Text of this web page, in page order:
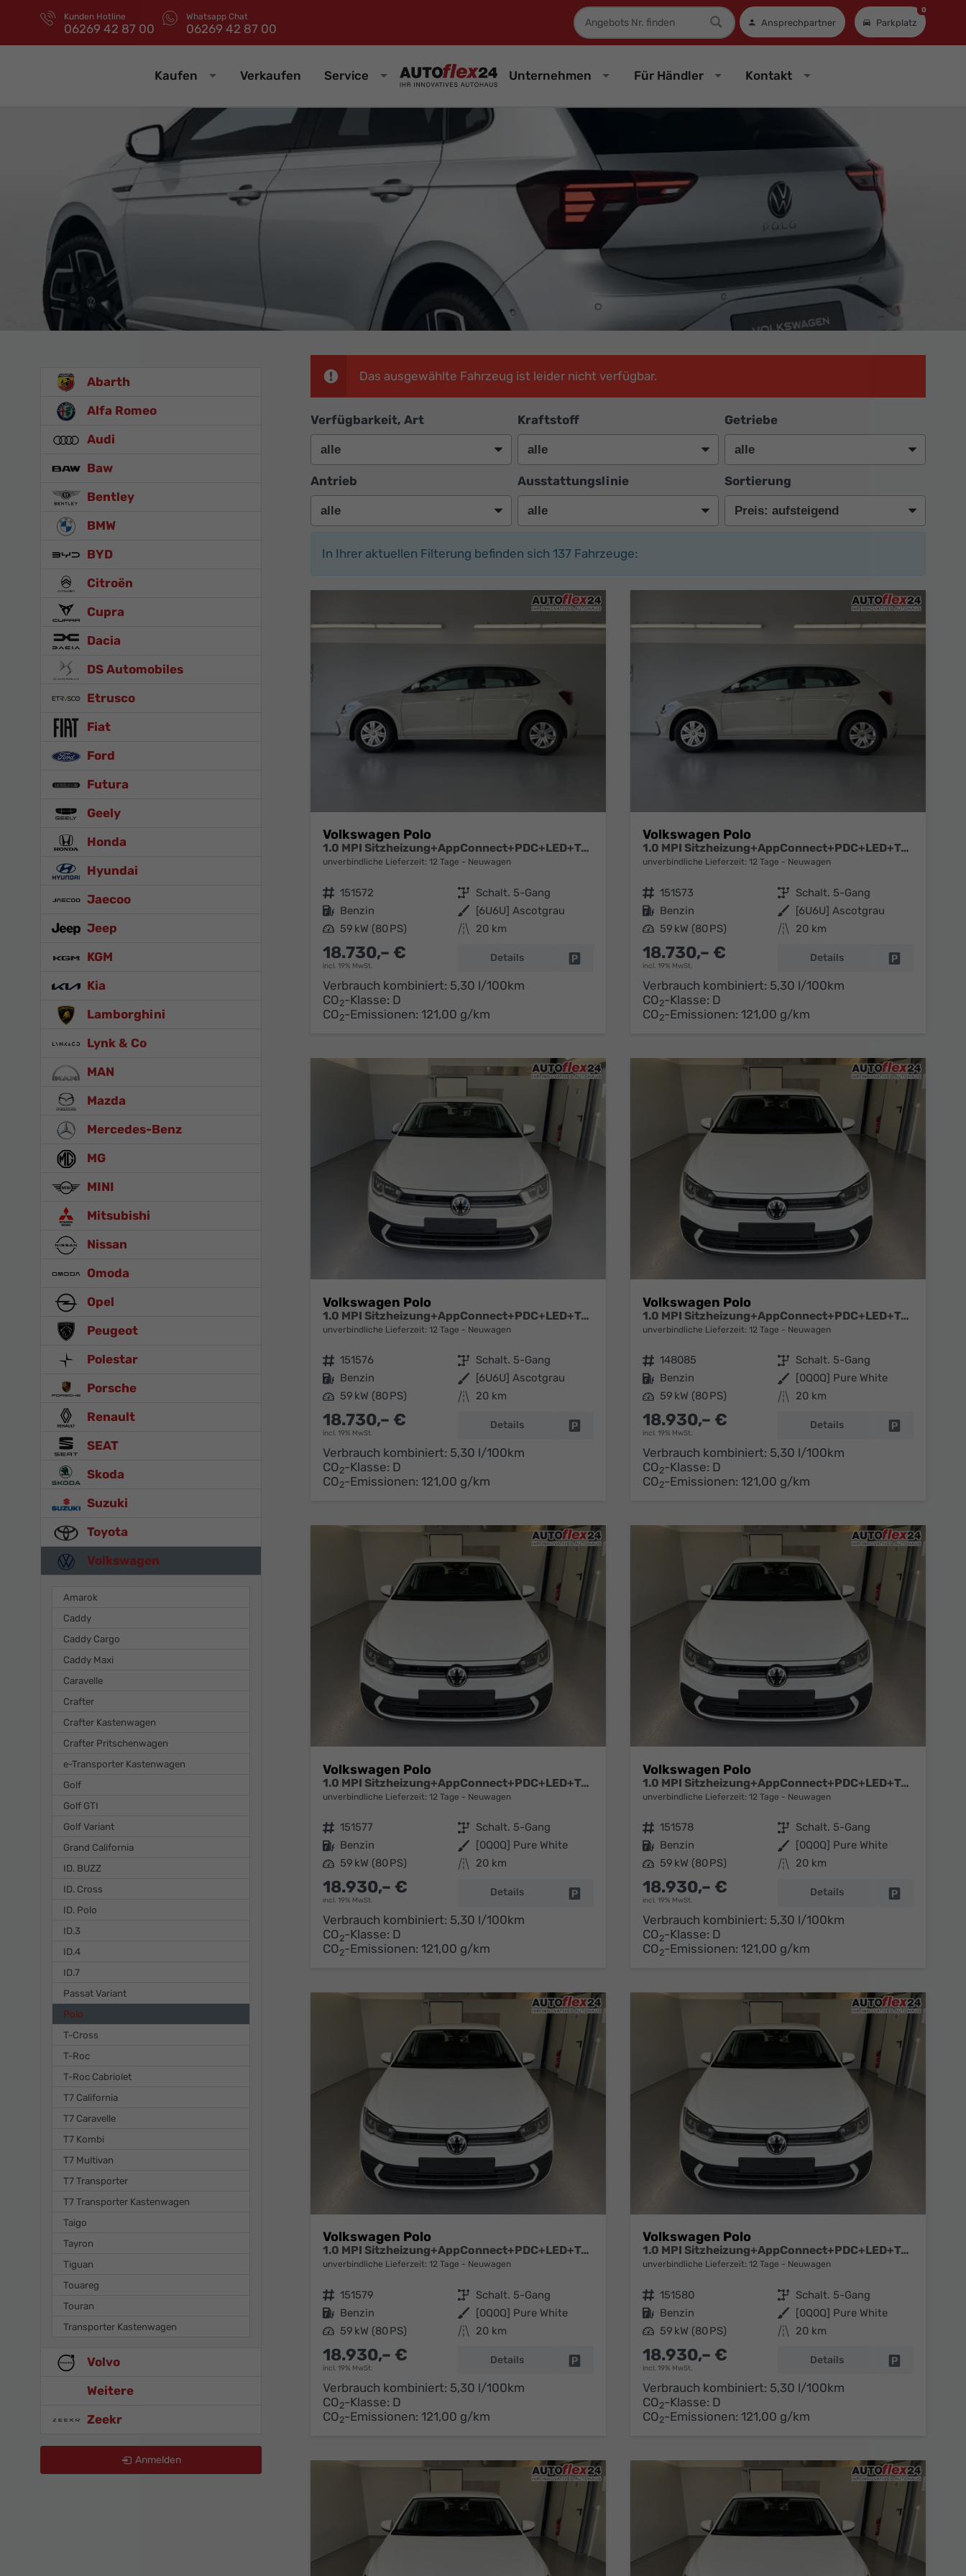
Kunden Hotline
06269 42 87 00
Whatsapp Chat
06269 42 87 00
Fahrzeugnummer
Ansprechpartner Parkplatz
0
Kaufen Verkaufen Service Unternehmen Für Händler Kontakt
Das ausgewählte Fahrzeug ist leider nicht verfügbar.
Verfügbarkeit, Art Kraftstoff Getriebe
Antrieb Ausstattungslinie Sortierung
In Ihrer aktuellen Filterung befinden sich 137 Fahrzeuge:
Volkswagen Polo
1.0 MPI Sitzheizung+AppConnect+PDC+LED+Touch+Lichtsensor+MultiLenkrad
unverbindliche Lieferzeit: 12 Tage Neuwagen
Fahrzeugnr. 151572 Getriebe Schalt. 5-Gang
Kraftstoff Benzin Außenfarbe [6U6U] Ascotgrau
Leistung 59 kW (80 PS) Kilometerstand 20 km
18.730,– €
incl. 19% MwSt.
Details Fahrzeug parken
Verbrauch kombiniert: 5,30 l/100km
CO2-Klasse: D
CO2-Emissionen: 121,00 g/km
Volkswagen Polo
1.0 MPI Sitzheizung+AppConnect+PDC+LED+Touch+Lichtsensor+MultiLenkrad
unverbindliche Lieferzeit: 12 Tage Neuwagen
Fahrzeugnr. 151573 Getriebe Schalt. 5-Gang
Kraftstoff Benzin Außenfarbe [6U6U] Ascotgrau
Leistung 59 kW (80 PS) Kilometerstand 20 km
18.730,– €
incl. 19% MwSt.
Details
Verbrauch kombiniert: 5,30 l/100km
CO2-Klasse: D
CO2-Emissionen: 121,00 g/km
Volkswagen Polo
1.0 MPI Sitzheizung+AppConnect+PDC+LED+Touch+Lichtsensor+MultiLenkrad
unverbindliche Lieferzeit: 12 Tage Neuwagen
Fahrzeugnr. 151576 Getriebe Schalt. 5-Gang
Kraftstoff Benzin Außenfarbe [6U6U] Ascotgrau
Leistung 59 kW (80 PS) Kilometerstand 20 km
18.730,– €
incl. 19% MwSt.
Details Fahrzeug parken
Verbrauch kombiniert: 5,30 l/100km
CO2-Klasse: D
CO2-Emissionen: 121,00 g/km
Volkswagen Polo
1.0 MPI Sitzheizung+AppConnect+PDC+LED+Touch+Lichtsensor+MultiLenkrad
unverbindliche Lieferzeit: 12 Tage Neuwagen
Fahrzeugnr. 148085 Getriebe Schalt. 5-Gang
Kraftstoff Benzin Außenfarbe [0Q0Q] Pure White
Leistung 59 kW (80 PS) Kilometerstand 20 km
18.930,– €
incl. 19% MwSt.
Details
Verbrauch kombiniert: 5,30 l/100km
CO2-Klasse: D
CO2-Emissionen: 121,00 g/km
Volkswagen Polo
1.0 MPI Sitzheizung+AppConnect+PDC+LED+Touch+Lichtsensor+MultiLenkrad
unverbindliche Lieferzeit: 12 Tage Neuwagen
Fahrzeugnr. 151577 Getriebe Schalt. 5-Gang
Kraftstoff Benzin Außenfarbe
[0Q0Q] Pure White
Leistung 59 kW (80 PS) Kilometerstand 20 km
18.930,– €
incl. 19% MwSt.
Details Fahrzeug parken
Verbrauch kombiniert: 5,30 l/100km
CO2-Klasse: D
CO2-Emissionen: 121,00 g/km
Volkswagen Polo
1.0 MPI Sitzheizung+AppConnect+PDC+LED+Touch+Lichtsensor+MultiLenkrad
unverbindliche Lieferzeit: 12 Tage Neuwagen
Fahrzeugnr. 151578 Getriebe Schalt. 5-Gang
Kraftstoff Benzin Außenfarbe
[0Q0Q] Pure White
Leistung 59 kW (80 PS) Kilometerstand 20 km
18.930,– €
incl. 19% MwSt.
Details
Verbrauch kombiniert: 5,30 l/100km
CO2-Klasse: D
CO2-Emissionen: 121,00 g/km
Volkswagen Polo
1.0 MPI Sitzheizung+AppConnect+PDC+LED+Touch+Lichtsensor+MultiLenkrad
unverbindliche Lieferzeit: 12 Tage Neuwagen
Fahrzeugnr. 151579 Getriebe Schalt. 5-Gang
Kraftstoff Benzin Außenfarbe [0Q0Q] Pure White
Leistung 59 kW (80 PS) Kilometerstand 20 km
18.930,– €
incl. 19% MwSt.
Details Fahrzeug parken
Verbrauch kombiniert: 5,30 l/100km
CO2-Klasse: D
CO2-Emissionen: 121,00 g/km
Volkswagen Polo
1.0 MPI Sitzheizung+AppConnect+PDC+LED+Touch+Lichtsensor+MultiLenkrad
unverbindliche Lieferzeit: 12 Tage Neuwagen
Fahrzeugnr. 151580 Getriebe Schalt. 5-Gang
Kraftstoff Benzin Außenfarbe [0Q0Q] Pure White
Leistung 59 kW (80 PS) Kilometerstand 20 km
18.930,– €
incl. 19% MwSt.
Details
Verbrauch kombiniert: 5,30 l/100km
CO2-Klasse: D
CO2-Emissionen: 121,00 g/km
Abarth
Alfa Romeo
Audi
Baw
Bentley
BMW
BYD
Citroën
Cupra
Dacia
DS Automobiles
Etrusco
Fiat
Ford
Futura
Geely
Honda
Hyundai
Jaecoo
Jeep
KGM
Kia
Lamborghini
Lynk & Co
MAN
Mazda
Mercedes-Benz
MG
MINI
Mitsubishi
Nissan
Omoda
Opel
Peugeot
Polestar
Porsche
Renault
SEAT
Skoda
Suzuki
Toyota
Volkswagen
Amarok
Caddy
Caddy Cargo
Caddy Maxi
Caravelle
Crafter
Crafter Kastenwagen
Crafter Pritschenwagen
e-Transporter Kastenwagen
Golf
Golf GTI
Golf Variant
Grand California
ID. BUZZ
ID. Cross
ID. Polo
ID.3
ID.4
ID.7
Passat Variant
Polo
T-Cross
T-Roc
T-Roc Cabriolet
T7 California
T7 Caravelle
T7 Kombi
T7 Multivan
T7 Transporter
T7 Transporter Kastenwagen
Taigo
Tayron
Tiguan
Touareg
Touran
Transporter Kastenwagen
Volvo
Weitere
Zeekr
Anmelden